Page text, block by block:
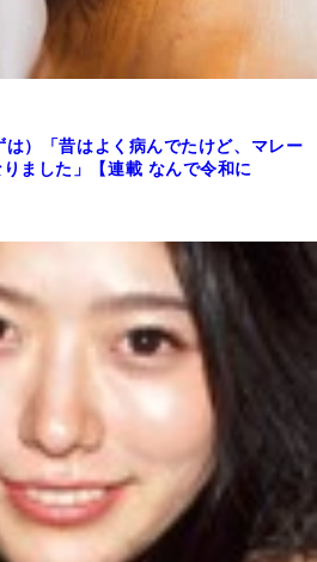
）「昔はよく病んでたけど、マレー
ました」【連載 なんで令和に